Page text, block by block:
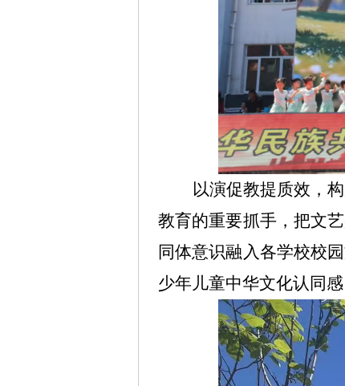
以演促教提质效，
教育的重要抓手，把文
同体意识融入各学校校
少年儿童中华文化认同